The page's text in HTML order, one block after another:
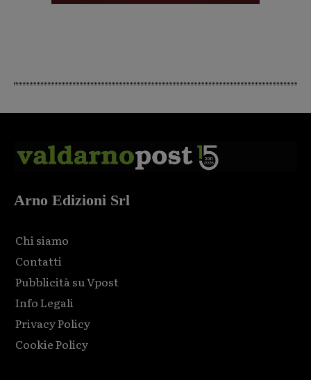
Arno Edizioni Srl
Chi siamo
Contatti
Pubblicità su Vpost
Info Legali
Privacy Policy
Cookie Policy